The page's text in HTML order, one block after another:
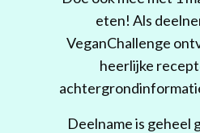
eten! Als
VeganChallenge
heerlijke
Deelname is geheel